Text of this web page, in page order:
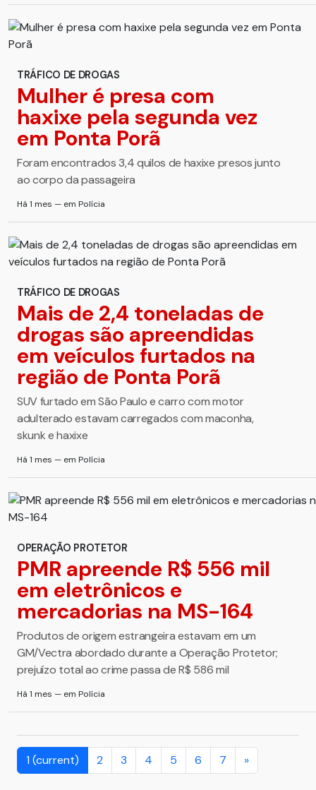
TRÁFICO DE DROGAS
Mulher é presa com
haxixe pela segunda vez
em Ponta Porã
Foram encontrados 3,4 quilos de haxixe presos junto
ao corpo da passageira
Há 1 mes — em Polícia
TRÁFICO DE DROGAS
Mais de 2,4 toneladas de
drogas são apreendidas
em veículos furtados na
região de Ponta Porã
SUV furtado em São Paulo e carro com motor
adulterado estavam carregados com maconha,
skunk e haxixe
Há 1 mes — em Polícia
OPERAÇÃO PROTETOR
PMR apreende R$ 556 mil
em eletrônicos e
mercadorias na MS-164
Produtos de origem estrangeira estavam em um
GM/Vectra abordado durante a Operação Protetor;
prejuízo total ao crime passa de R$ 586 mil
Há 1 mes — em Polícia
1 (current) 2 3 4 5 6 7 »